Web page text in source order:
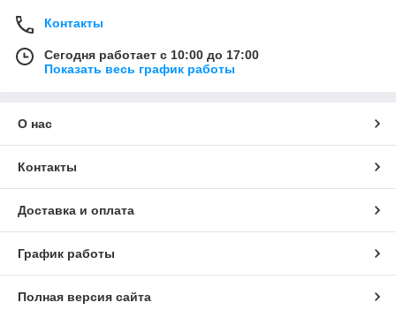
Контакты
Сегодня работает с 10:00 до 17:00
Показать весь график работы
О нас
Контакты
Доставка и оплата
График работы
Полная версия сайта